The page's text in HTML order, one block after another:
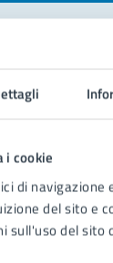
i cookie
di navigazione
del sito e
sull'uso del sito
frequenti